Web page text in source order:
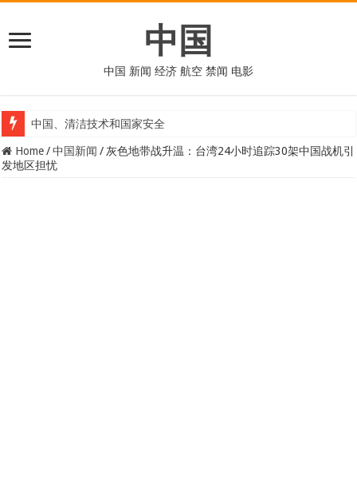
中国
中国 新闻 经济 航空 禁闻 电影
中国、清洁技术和国家安全
Home / 中国新闻 / 灰色地带战升温：台湾24小时追踪30架中国战机引
发地区担忧